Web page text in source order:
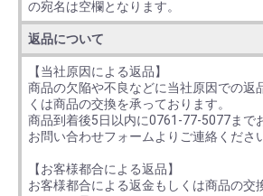
の宛名は空欄となります。
返品について
【当社原因による返品】
商品の欠陥や不良などに当社原因での返
くは商品の交換を承っております。
商品到着後5日以内に0761-77-5077まで
お問い合わせフォームよりご連絡くださ
【お客様都合による返品】
お客様都合による返金もしくは商品の交